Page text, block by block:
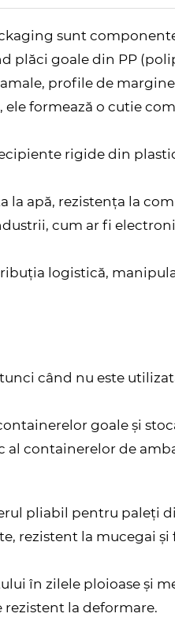
sunt
plăci goale din PP
profile de
ele formează o cutie
rigide din
la apă, rezistența la
cum ar fi
logistică,
când nu este
goale și
containerelor de
pliabil pentru paleți
rezistent la mucegai și
în zilele ploioase și
rezistent la deformare.